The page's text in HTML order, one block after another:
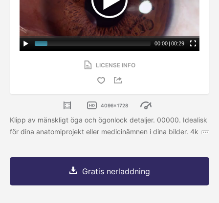
00:00 | 00:29
LICENSE INFO
4096x1728
Klipp av mänskligt öga och ögonlock detaljer. 00000. Idealisk
för dina anatomiprojekt eller medicinämnen i dina bilder. 4k
Gratis nerladdning